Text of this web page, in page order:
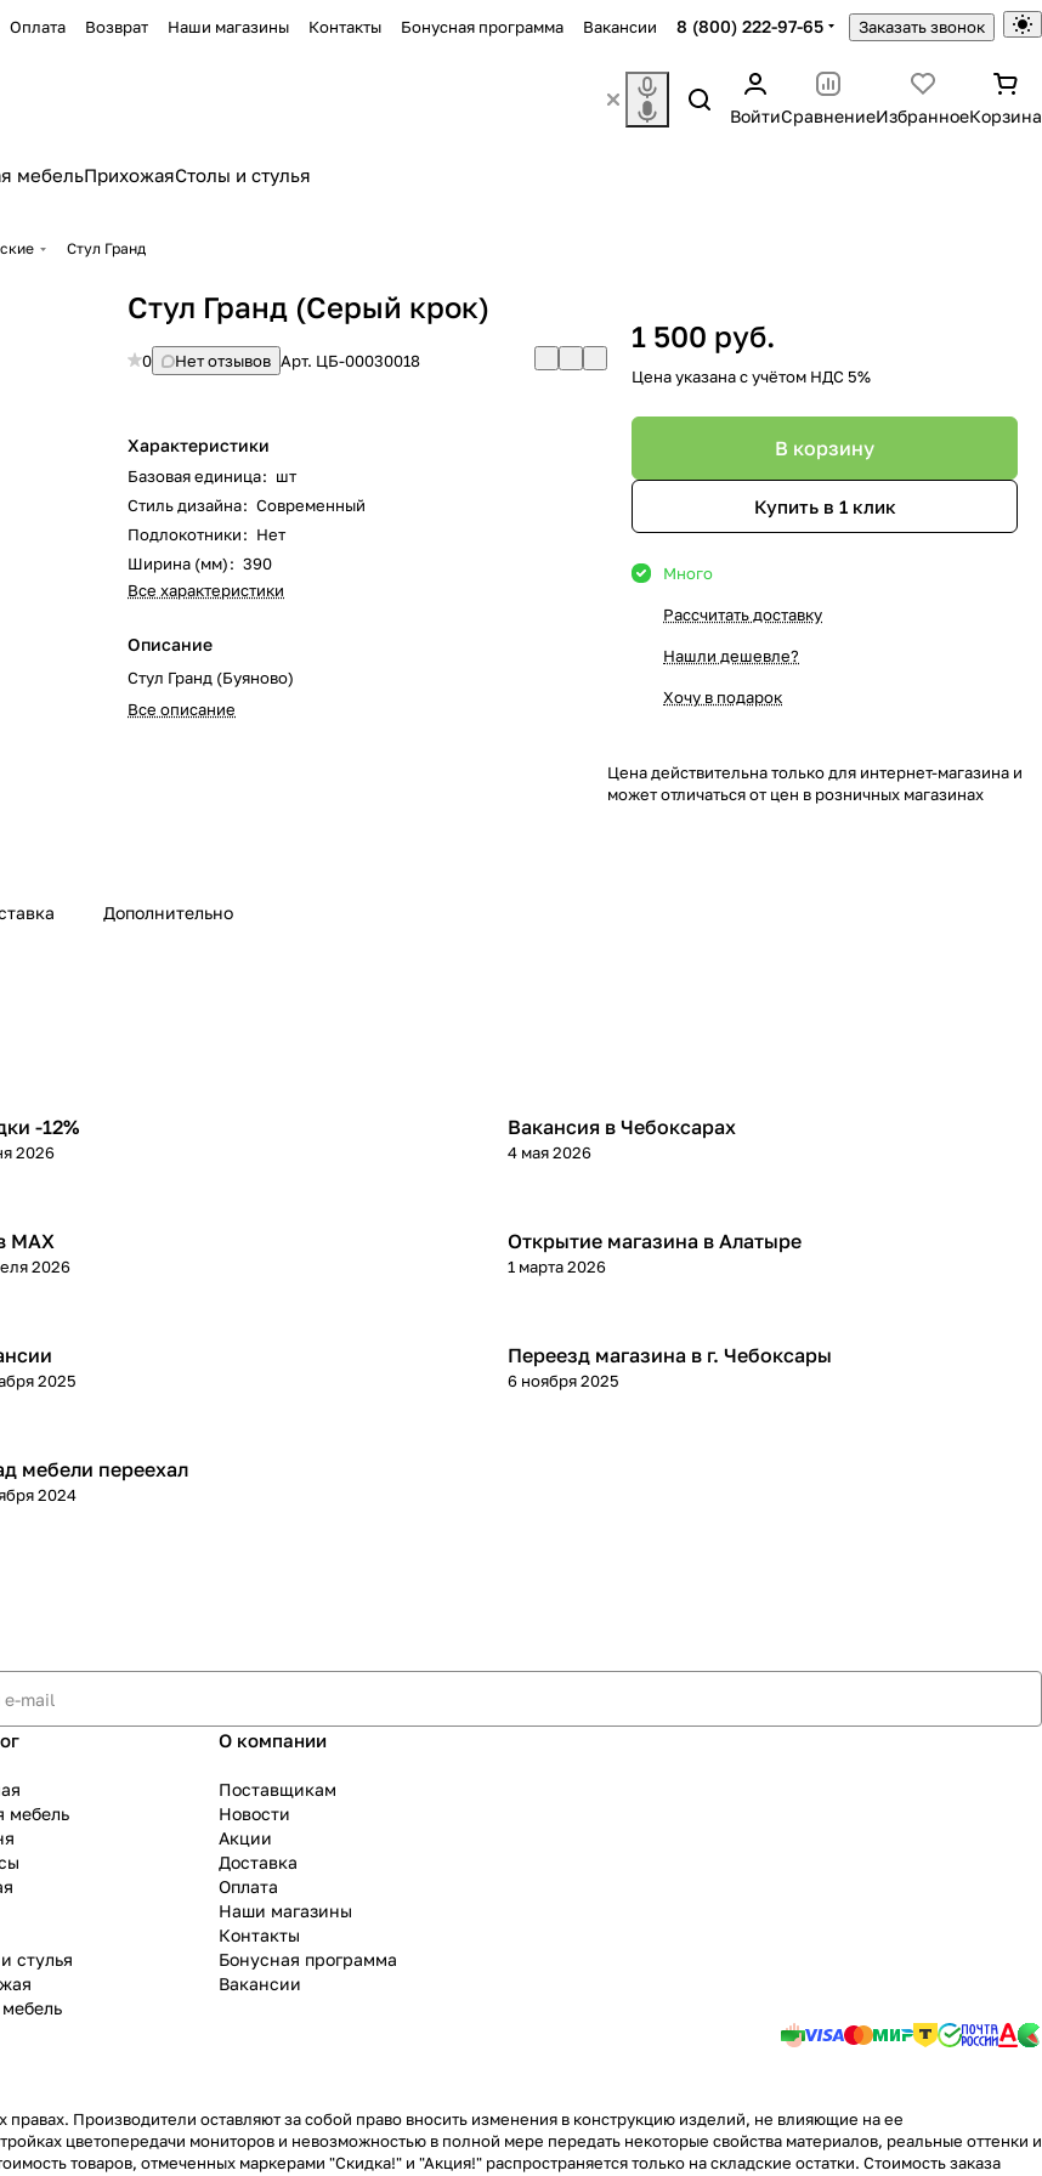
Оплата Возврат Наши магазины Контакты Бонусная программа Вакансии 8 (800) 222-97-65 Заказать звонок
ВойтиСравнениеИзбранноеКорзина
мебельПрихожаяСтолы и стулья
Стул Гранд
Стул Гранд (Серый крок)
0 Нет отзывов Арт. ЦБ-00030018
Характеристики
Базовая единица: шт
Стиль дизайна: Современный
Подлокотники: Нет
Ширина (мм): 390
Все характеристики
Описание
Стул Гранд (Буяново)
Все описание
1 500 руб.
Цена указана с учётом НДС 5%
В корзину
Купить в 1 клик
Много
Рассчитать доставку
Нашли дешевле?
Хочу в подарок
Цена действительна только для интернет-магазина и
может отличаться от цен в розничных магазинах
Дополнительно
-12%
2026
Вакансия в Чебоксарах
4 мая 2026
МАХ
2026
Открытие магазина в Алатыре
1 марта 2026
2025
Переезд магазина в г. Чебоксары
6 ноября 2025
мебели переехал
2024
мебель
стулья
О компании
Поставщикам
Новости
Акции
Доставка
Оплата
Наши магазины
Контакты
Бонусная программа
Вакансии
Производители оставляют за собой право вносить изменения в конструкцию изделий, не влияющие на ее
цветопередачи мониторов и невозможностью в полной мере передать некоторые свойства материалов, реальные оттенки и
товаров, отмеченных маркерами "Скидка!" и "Акция!" распространяется только на складские остатки. Стоимость заказа